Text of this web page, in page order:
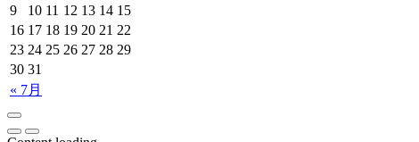
« 7月
9
10 11 12 13 14 15
16 17 18 19 20 21 22
23 24 25 26 27 28 29
30 31